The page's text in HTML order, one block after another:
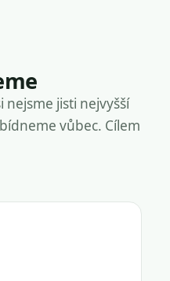
nejsme jisti nejvyšší
vůbec. Cílem